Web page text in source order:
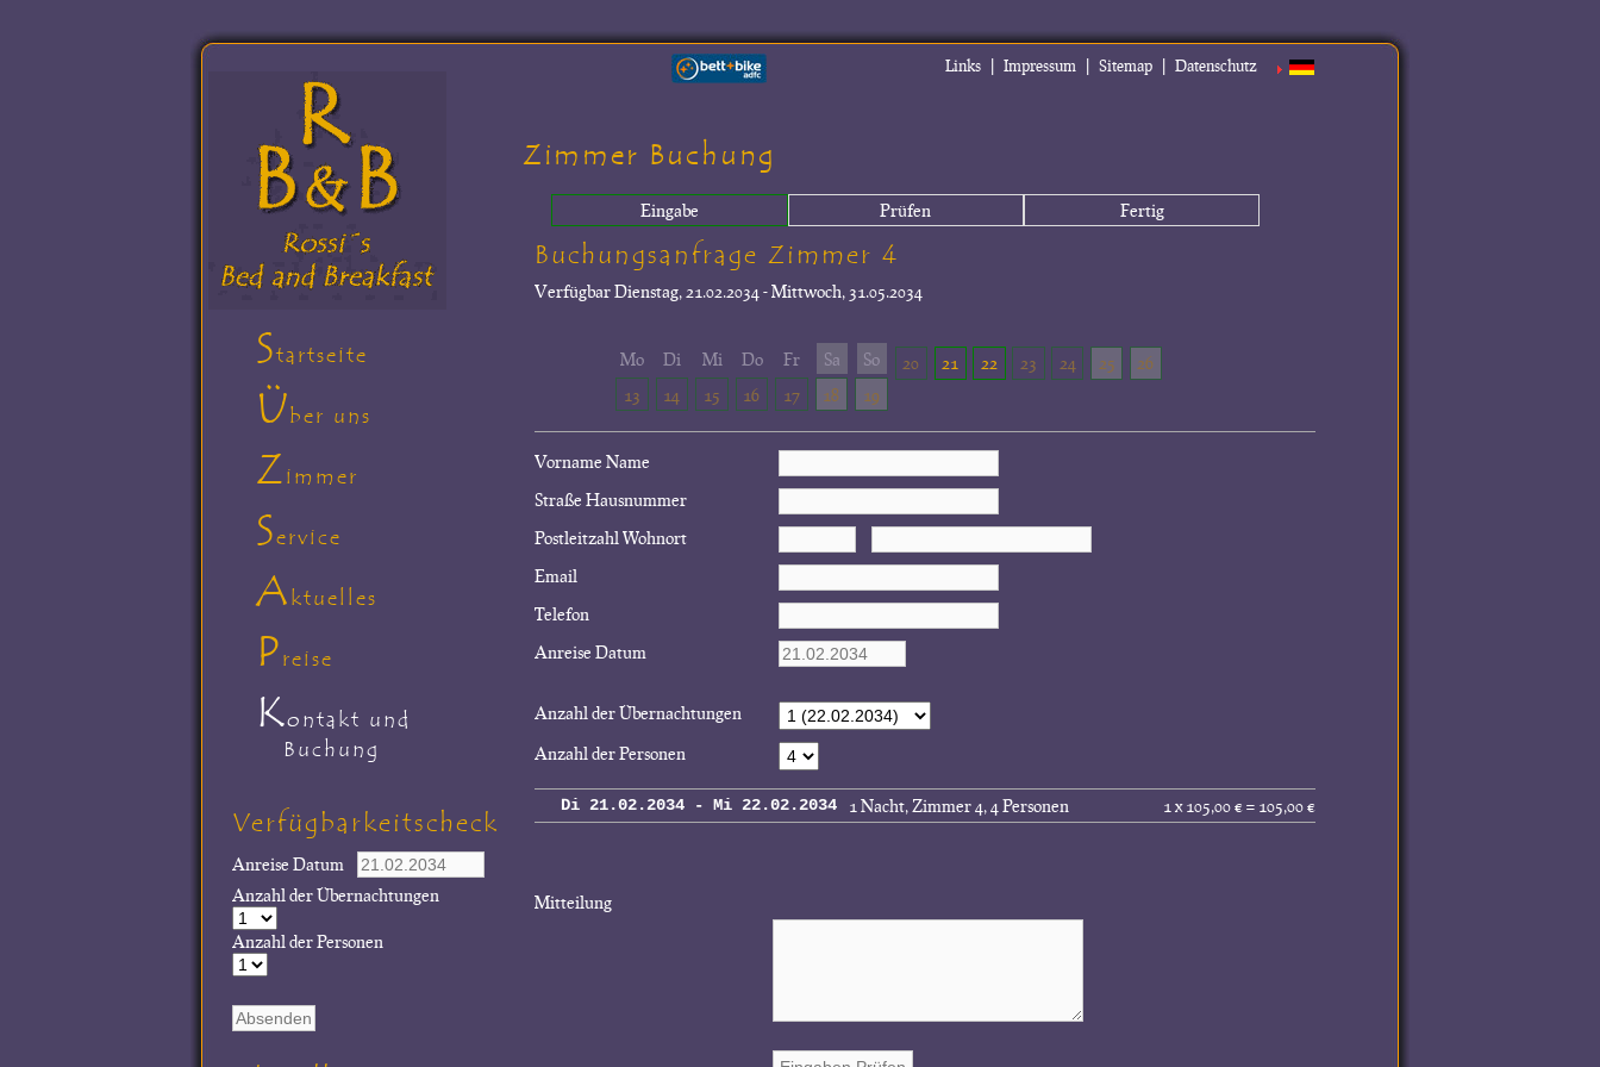
Links | Impressum | Sitemap | Datenschutz
Zimmer Buchung
Eingabe Prüfen Fertig
Buchungsanfrage Zimmer 4
VerfügbarDienstag, 21.02.2034 - Mittwoch, 31.05.2034
Mo
13
Di
14
Mi
15
Do
16
Fr
17
Sa
18
So
19
20 21 22 23 24 25 26
Vorname Name
Straße Hausnummer
Postleitzahl Wohnort
Email
Telefon
Anreise Datum
Anzahl der Übernachtungen
Anzahl der Personen
1 Nacht, Zimmer 4, 4 Personen 1 x 105,00 € = 105,00 €
Di 21.02.2034 - Mi 22.02.2034
(inkl.
Mitteilung
Startseite
Über uns
Zimmer
Service
Aktuelles
Preise
Kontakt und
Buchung
Verfügbarkeitscheck
Anreise Datum
Anzahl der Übernachtungen
Anzahl der Personen